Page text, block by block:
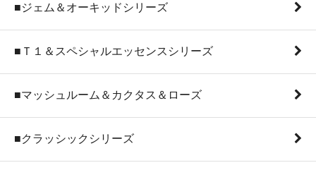
■ジェム＆オーキッドシリーズ
■Ｔ１＆スペシャルエッセンスシリーズ
■マッシュルーム＆カクタス＆ローズ
■クラッシックシリーズ